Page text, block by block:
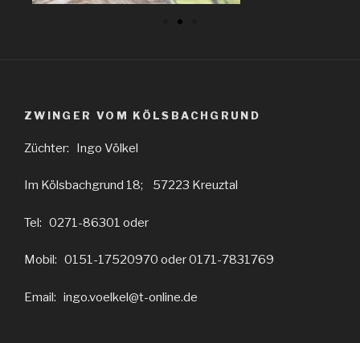
ZWINGER VOM KÖLSBACHGRUND
Züchter: Ingo Völkel
Im Kölsbachgrund 18; 57223 Kreuztal
Tel: 0271-86301 oder
Mobil: 0151-17520970 oder 0171-7831769
Email: ingo.voelkel@t-online.de